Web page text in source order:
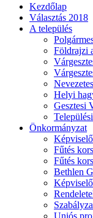
Kezdőlap
Választás 2018
A település
Földrajzi
Helyi
Gesztesi
Önkormányzat
Fűtés
Fűtés
Bethlen
Uniós